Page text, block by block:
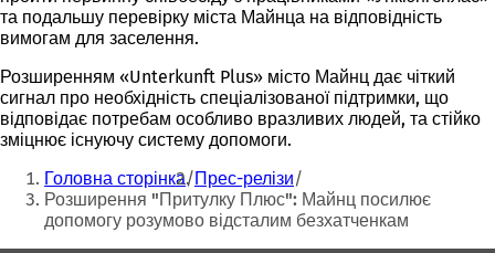
та подальшу перевірку міста Майнца на відповідність
вимогам для заселення.
Розширенням «Unterkunft Plus» місто Майнц дає чіткий
сигнал про необхідність спеціалізованої підтримки, що
відповідає потребам особливо вразливих людей, та стійко
зміцнює існуючу систему допомоги.
Ти
тут:
Головна сторінка Прес-релізи
Розширення "Притулку Плюс": Майнц посилює
допомогу розумово відсталим безхатченкам